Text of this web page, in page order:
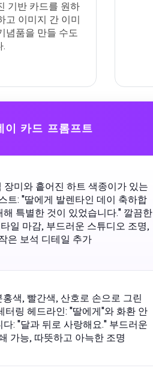
기반 카드를 원하
고 이미지 간 이미
념품을 만들 수도
.
이 카드 프롬프트
미와 흩어진 하트 색종이가 있는
트: "딸에게 발렌타인 데이 축하합
특별한 것이 있었습니다." 깔끔한
일 마감, 부드러운 스튜디오 조명,
은 보석 디테일 추가
색, 빨간색, 산호로 손으로 그린
링 헤드라인: "딸에게"와 화환 안
: "달과 뒤로 사랑해요." 부드러운
가능, 따뜻하고 아늑한 조명